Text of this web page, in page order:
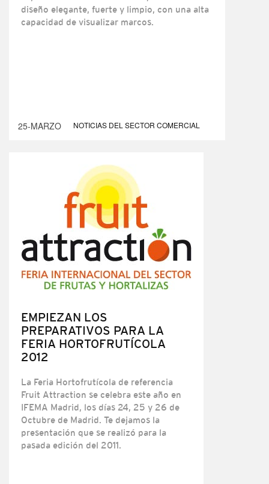
diseño elegante, fuerte y limpio, con una alta
capacidad de visualizar marcos.
25-MARZO NOTICIAS DEL SECTOR COMERCIAL
EMPIEZAN LOS
PREPARATIVOS PARA LA
FERIA HORTOFRUTÍCOLA
2012
La Feria Hortofrutícola de referencia
Fruit Attraction se celebra este año en
IFEMA Madrid, los días 24, 25 y 26 de
Octubre de Madrid. Te dejamos la
presentación que se realizó para la
pasada edición del 2011.